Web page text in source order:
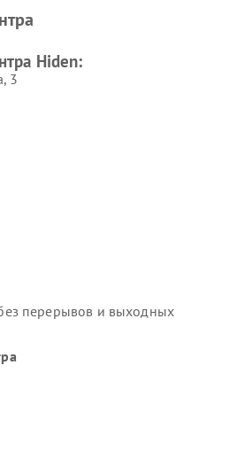
Hiden:
3
перерывов и выходных